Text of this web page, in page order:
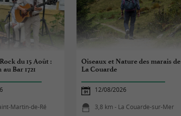
du 15 Août :
Bar 1721
Martin-de-Ré
Oiseaux et Nature des marais de
La Couarde
12/08/2026
3,8 km - La Couarde-sur-Mer